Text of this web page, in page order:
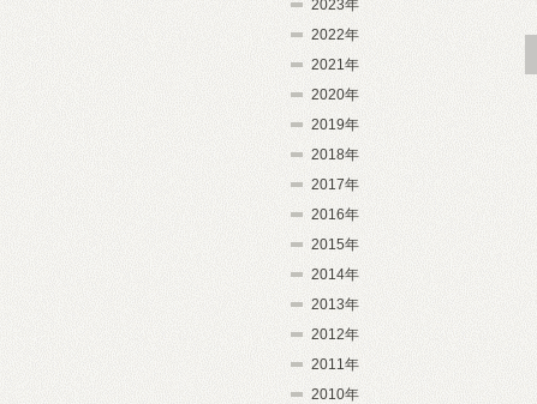
2023年
2022年
2021年
2020年
2019年
2018年
2017年
2016年
2015年
2014年
2013年
2012年
2011年
2010年